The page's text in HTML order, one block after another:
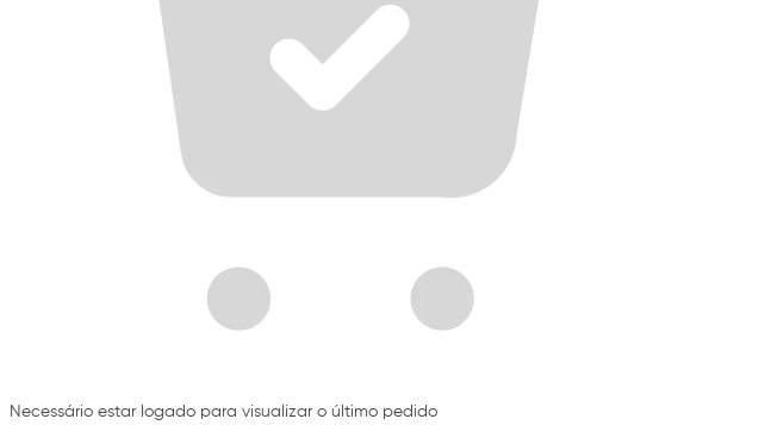
Necessário estar logado para visualizar o último pedido